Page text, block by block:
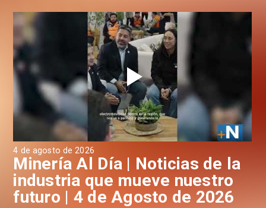
4 de agosto de 2026
Minería Al Día | Noticias de la
industria que mueve nuestro
futuro | 4 de Agosto de 2026